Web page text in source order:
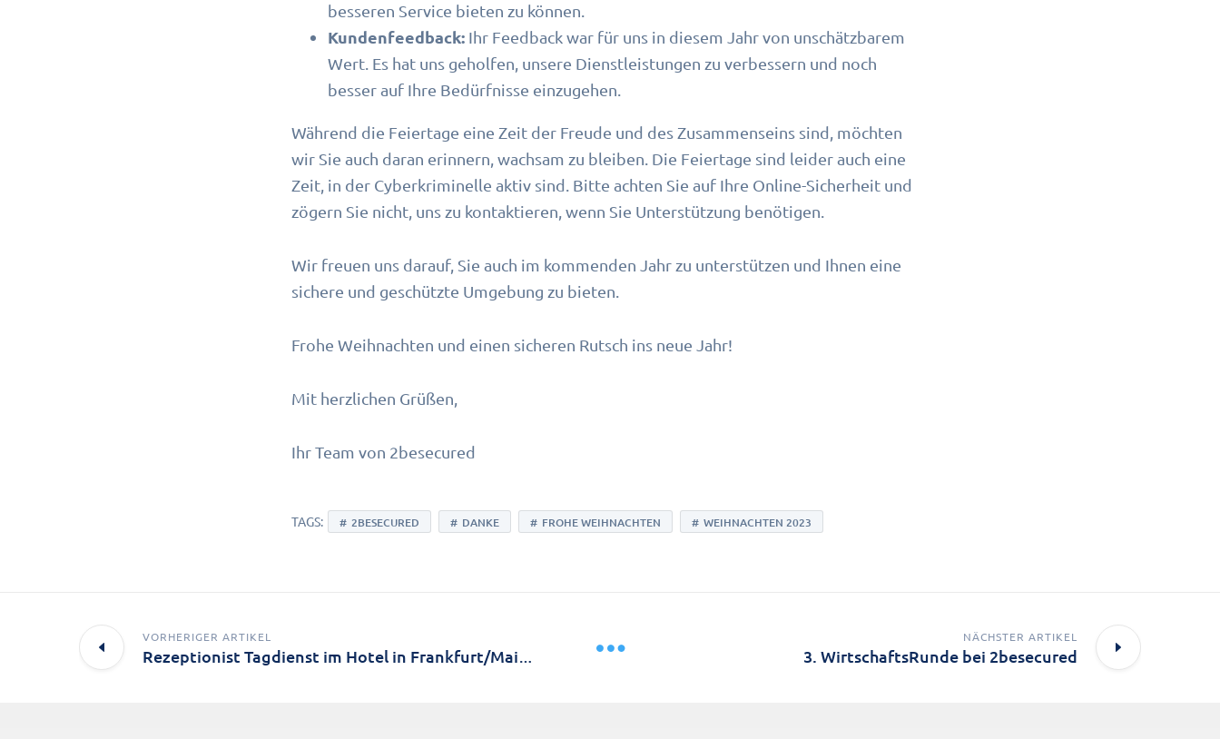
besseren Service bieten zu können.
Kundenfeedback: Ihr Feedback war für uns in diesem Jahr von unschätzbarem
Wert. Es hat uns geholfen, unsere Dienstleistungen zu verbessern und noch
besser auf Ihre Bedürfnisse einzugehen.
Während die Feiertage eine Zeit der Freude und des Zusammenseins sind, möchten
wir Sie auch daran erinnern, wachsam zu bleiben. Die Feiertage sind leider auch eine
Zeit, in der Cyberkriminelle aktiv sind. Bitte achten Sie auf Ihre Online-Sicherheit und
zögern Sie nicht, uns zu kontaktieren, wenn Sie Unterstützung benötigen.
Wir freuen uns darauf, Sie auch im kommenden Jahr zu unterstützen und Ihnen eine
sichere und geschützte Umgebung zu bieten.
Frohe Weihnachten und einen sicheren Rutsch ins neue Jahr!
Mit herzlichen Grüßen,
Ihr Team von 2besecured
TAGS: 2BESECURED DANKE FROHE WEIHNACHTEN WEIHNACHTEN 2023
VORHERIGER ARTIKEL
Rezeptionist Tagdienst im Hotel in Frankfurt/Main (m/w/d)
NÄCHSTER ARTIKEL
3. WirtschaftsRunde bei 2besecured